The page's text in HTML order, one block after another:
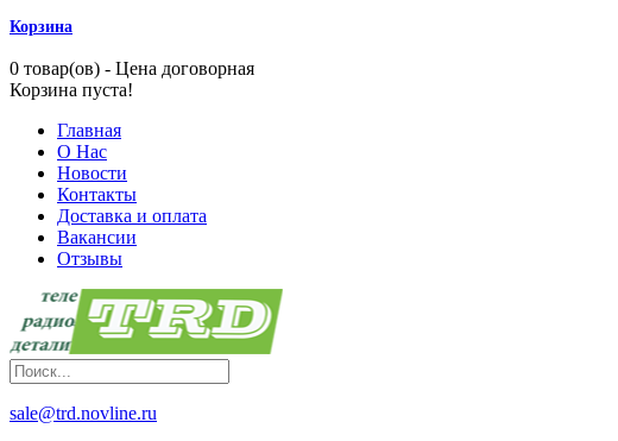
Корзина
0 товар(ов) - Цена договорная
Корзина пуста!
Главная
О Нас
Новости
Контакты
Доставка и оплата
Вакансии
Отзывы
sale@trd.novline.ru